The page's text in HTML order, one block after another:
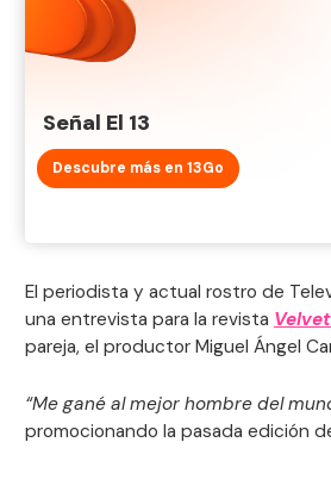
Señal El 13
Descubre más en 13Go
El periodista y actual rostro de
una entrevista para la revista Velvet
pareja, el productor Miguel Ángel
“Me gané al mejor hombre del
promocionando la pasada edición